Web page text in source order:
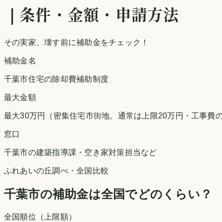
｜条件・金額・申請方法
その実家、壊す前に補助金をチェック！
補助金名
千葉市住宅の除却費補助制度
最大金額
最大30万円（密集住宅市街地。通常は上限20万円・工事費
窓口
千葉市の建築指導課・空き家対策担当など
ふれあいの丘調べ・全国比較
千葉市の補助金は全国でどのくらい？
全国順位（上限額）